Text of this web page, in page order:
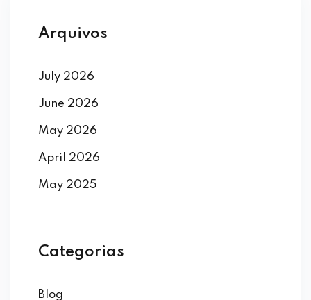
Arquivos
July 2026
June 2026
May 2026
April 2026
May 2025
Categorias
Blog